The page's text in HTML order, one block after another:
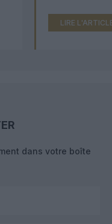
LIRE
dans votre boîte